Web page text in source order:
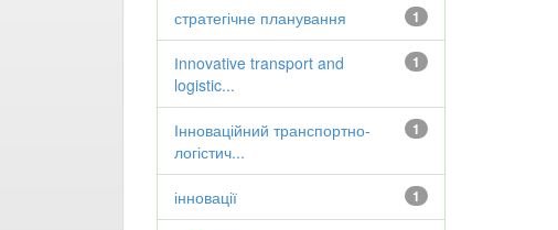
1
стратегічне планування
1
Іnnovative transport and
logistic...
1
Інноваційний транспортно-
логістич...
1
інновації